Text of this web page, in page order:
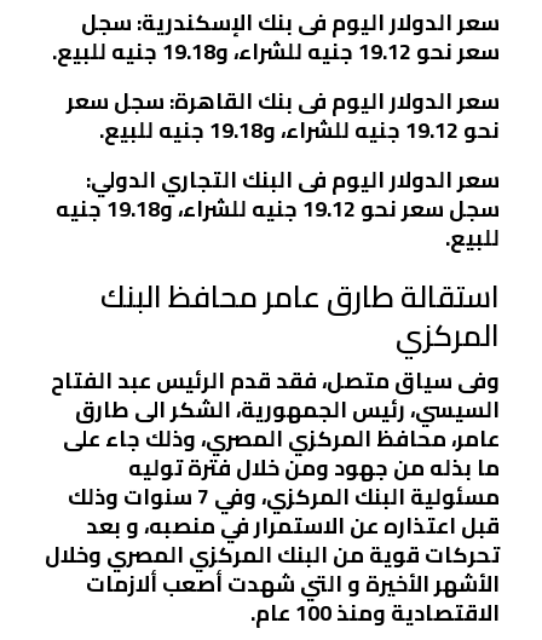
سعر الدولار اليوم فى بنك الإسكندرية: سجل
سعر نحو 19.12 جنيه للشراء، و19.18 جنيه للبيع.
سعر الدولار اليوم فى بنك القاهرة: سجل سعر
نحو 19.12 جنيه للشراء، و19.18 جنيه للبيع.
سعر الدولار اليوم فى البنك التجاري الدولي:
سجل سعر نحو 19.12 جنيه للشراء، و19.18 جنيه
للبيع.
استقالة طارق عامر محافظ البنك
المركزي
وفى سياق متصل، فقد قدم الرئيس عبد الفتاح
السيسي، رئيس الجمهورية، الشكر الى طارق
عامر، محافظ المركزي المصري، وذلك جاء على
ما بذله من جهود ومن خلال فترة توليه
مسئولية البنك المركزي، وفي 7 سنوات وذلك
قبل اعتذاره عن الاستمرار في منصبه، و بعد
تحركات قوية من البنك المركزي المصري وخلال
الأشهر الأخيرة و التي شهدت أصعب ألازمات
الاقتصادية ومنذ 100 عام.